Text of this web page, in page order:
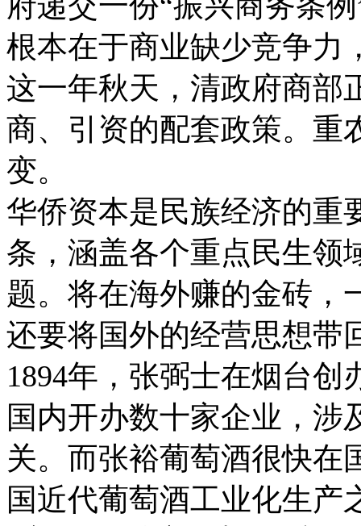
根本在于商业缺少竞争力
这一年秋天，清政府商部
商、引资的配套政策。重
变。
华侨资本是民族经济的重
条，涵盖各个重点民生领
题。将在海外赚的金砖，
还要将国外的经营思想带
1894年，张弼士在烟台
国内开办数十家企业，涉
关。而张裕葡萄酒很快在
国近代葡萄酒工业化生产